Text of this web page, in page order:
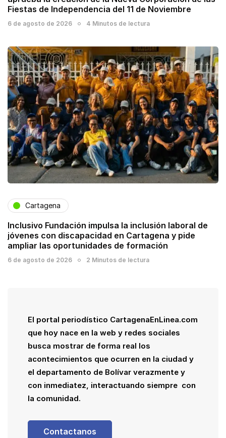
Fiestas de Independencia del 11 de Noviembre
6 de agosto de 2026 4 Minutos de lectura
Cartagena
Inclusivo Fundación impulsa la inclusión laboral de
jóvenes con discapacidad en Cartagena y pide
ampliar las oportunidades de formación
6 de agosto de 2026 2 Minutos de lectura
El portal periodístico CartagenaEnLinea.com
que hoy nace en la web y redes sociales
busca mostrar de forma real los
acontecimientos que ocurren en la ciudad y
el departamento de Bolívar verazmente y
con inmediatez, interactuando siempre con
la comunidad.
Contactanos